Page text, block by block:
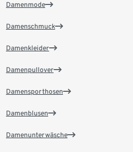
Damenmode
Damenschmuck
Damenkleider
Damenpullover
Damensporthosen
Damenblusen
Damenunterwäsche